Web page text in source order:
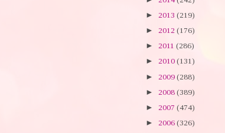
► 2013 (219)
► 2012 (176)
► 2011 (286)
► 2010 (131)
► 2009 (288)
► 2008 (389)
► 2007 (474)
► 2006 (326)